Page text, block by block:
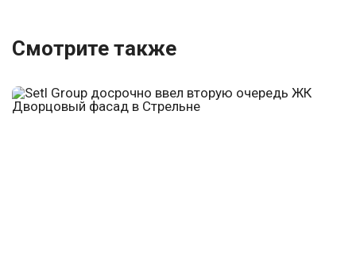
Смотрите также